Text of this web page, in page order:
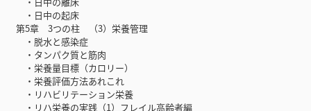
・日中の起床
第5章 3つの柱 （3）栄養管理
・脱水と感染症
・タンパク質と筋肉
・栄養量目標（カロリー）
・栄養評価方法あれこれ
・リハビリテーション栄養
・リハ栄養の実践（1）フレイル高齢者編